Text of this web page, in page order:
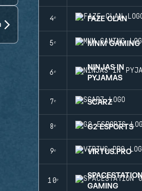
4ᵉ FAZE CLAN
5ᵉ MNM GAMING
6ᵉ
NINJAS IN
PYJAMAS
7ᵉ SCARZ
8ᵉ G2 ESPORTS
9ᵉ VIRTUS.PRO
10ᵉ
SPACESTATION
GAMING